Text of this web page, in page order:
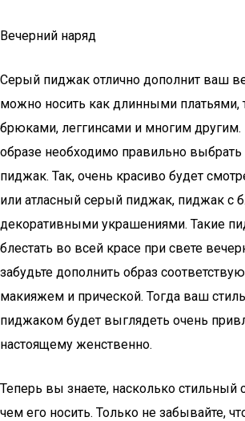
Вечерний наряд
Серый пиджак отлично дополнит ваш
можно носить как длинными платьями,
брюками, леггинсами и многим
образе необходимо правильно
пиджак. Так, очень красиво будет
или атласный серый пиджак, пиджак с
декоративными украшениями. Такие
блестать во всей красе при свете
забудьте дополнить образ
макияжем и прической. Тогда ваш
пиджаком будет выглядеть очень
настоящему женственно.
Теперь вы знаете, насколько
чем его носить. Только не забывайте,